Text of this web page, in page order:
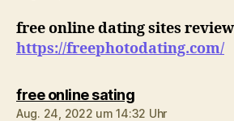
free online dating sites
https://freephotodating.com/
free online satingsagt:
Aug. 24, 2022 um 14:32 Uhr